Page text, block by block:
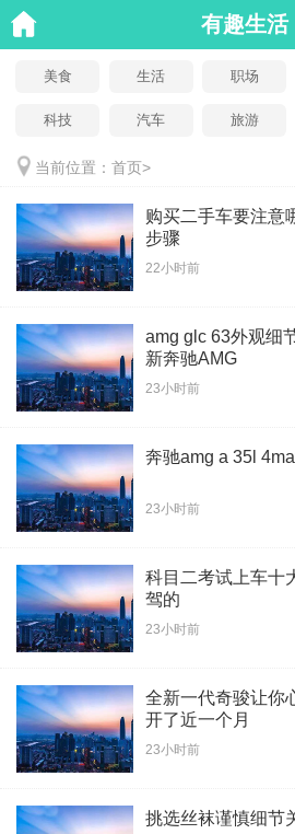
有趣生活
美食 生活 职场
科技 汽车 旅游
当前位置： 首页>
购买二手车要注意
步骤
22小时前
amg glc 63外观细
新奔驰AMG
23小时前
奔驰amg a 35l
23小时前
科目二考试上车十
驾的
23小时前
全新一代奇骏让你
开了近一个月
23小时前
挑选丝袜谨慎细节